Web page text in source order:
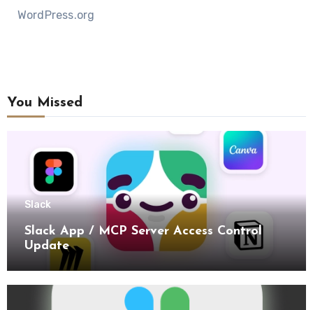
WordPress.org
You Missed
Slack
Slack App / MCP Server Access Control
Update